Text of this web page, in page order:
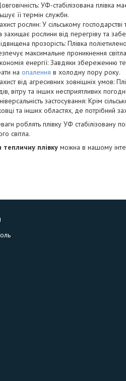
УФ-стабілізована плівка
її термін служби.
рослин: У сільському господарстві
захищає рослини від перегріву та
прозорість: Плівка
максимальне проникнення
енергії: Завдяки збереженню
на опалення в холодну пору року.
від агресивних зовнішніх умов:
вітру та інших несприятливих
застосування: Крім
та інших областях, де потрібний
роблять плівку УФ стабілізовану
світла.
тепличну плівку можна в нашому